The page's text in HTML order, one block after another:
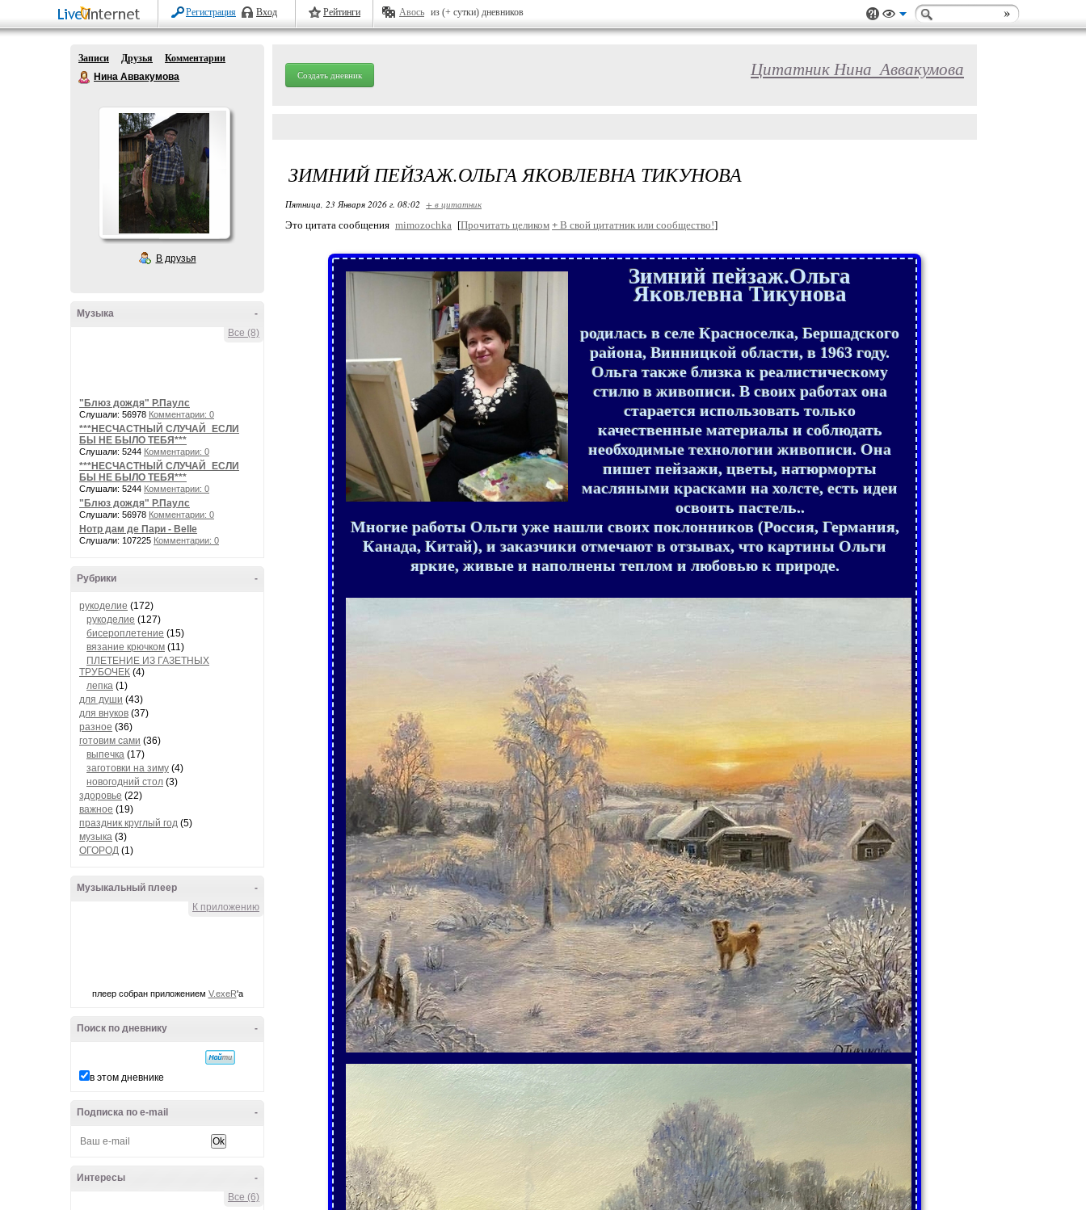
Регистрация Вход Рейтинги Авось из (+ сутки) дневников
Записи Друзья
Комментарии
Нина Аввакумова
В друзья
-
Музыка
Все (8)
"Блюз дождя" Р.Паулс
Слушали: 56978 Комментарии: 0
***НЕСЧАСТНЫЙ СЛУЧАЙ_ЕСЛИ
БЫ НЕ БЫЛО ТЕБЯ***
Слушали: 5244 Комментарии: 0
***НЕСЧАСТНЫЙ СЛУЧАЙ_ЕСЛИ
БЫ НЕ БЫЛО ТЕБЯ***
Слушали: 5244 Комментарии: 0
"Блюз дождя" Р.Паулс
Слушали: 56978 Комментарии: 0
Нотр дам де Пари - Belle
Слушали: 107225 Комментарии: 0
-
Рубрики
рукоделие (172)
рукоделие (127)
бисероплетение (15)
вязание крючком (11)
ПЛЕТЕНИЕ ИЗ ГАЗЕТНЫХ
ТРУБОЧЕК (4)
лепка (1)
для души (43)
для внуков (37)
разное (36)
готовим сами (36)
выпечка (17)
заготовки на зиму (4)
новогодний стол (3)
здоровье (22)
важное (19)
праздник круглый год (5)
музыка (3)
ОГОРОД (1)
-
Музыкальный плеер
К приложению
плеер собран приложением V.exeR'а
-
Поиск по дневнику
в этом дневнике
-
Подписка по e-mail
-
Интересы
Все (6)
Создать дневник Цитатник Нина_Аввакумова
ЗИМНИЙ ПЕЙЗАЖ.ОЛЬГА ЯКОВЛЕВНА ТИКУНОВА
Пятница, 23 Января 2026 г. 08:02 + в цитатник
Это цитата сообщения mimozochka [Прочитать целиком + В свой цитатник или сообщество!]
Зимний пейзаж.Ольга
Яковлевна Тикунова
родилась в селе Красноселка, Бершадского
района, Винницкой области, в 1963 году.
Ольга также близка к реалистическому
стилю в живописи. В своих работах она
старается использовать только
качественные материалы и соблюдать
необходимые технологии живописи. Она
пишет пейзажи, цветы, натюрморты
масляными красками на холсте, есть идеи
освоить пастель..
Многие работы Ольги уже нашли своих поклонников (Россия, Германия,
Канада, Китай), и заказчики отмечают в отзывах, что картины Ольги
яркие, живые и наполнены теплом и любовью к природе.